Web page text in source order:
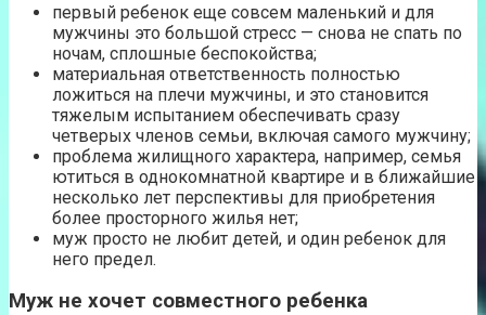
первый ребенок еще совсем маленький и для
мужчины это большой стресс — снова не спать по
ночам, сплошные беспокойства;
материальная ответственность полностью
ложиться на плечи мужчины, и это становится
тяжелым испытанием обеспечивать сразу
четверых членов семьи, включая самого мужчину;
проблема жилищного характера, например, семья
ютиться в однокомнатной квартире и в ближайшие
несколько лет перспективы для приобретения
более просторного жилья нет;
муж просто не любит детей, и один ребенок для
него предел.
Муж не хочет совместного ребенка